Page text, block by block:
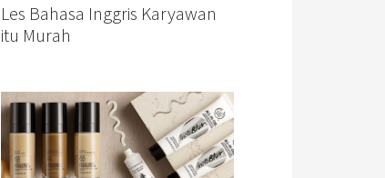
Les Bahasa Inggris Karyawan
itu Murah